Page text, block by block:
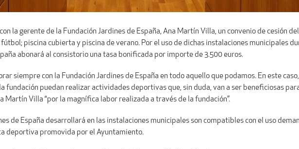
la gerente de la Fundación Jardines de España, Ana Martín Villa, un convenio de cesión
piscina cubierta y piscina de verano. Por el uso de dichas instalaciones municipales
abonará al consistorio una tasa bonificada por importe de 3.500 euros.
siempre con la Fundación Jardines de España en todo aquello que podamos. En este
fundación puedan realizar actividades deportivas que, sin duda, van a ser beneficiosas para
Martín Villa “por la magnífica labor realizada a través de la fundación”.
de España desarrollará en las instalaciones municipales son compatibles con el uso
deportiva promovida por el Ayuntamiento.